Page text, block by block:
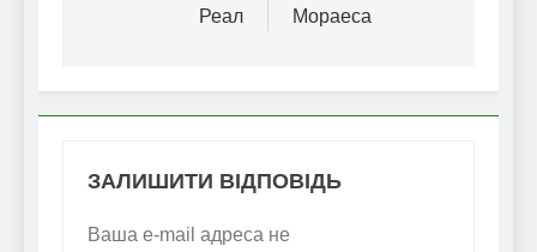
Реал
Мораеса
ЗАЛИШИТИ ВІДПОВІДЬ
Ваша e-mail адреса не